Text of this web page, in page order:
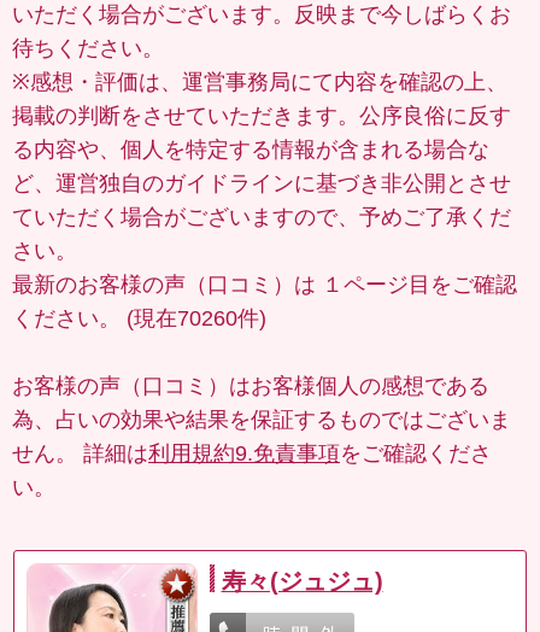
いただく場合がございます。反映まで今しばらくお
待ちください。
※感想・評価は、運営事務局にて内容を確認の上、
掲載の判断をさせていただきます。公序良俗に反す
る内容や、個人を特定する情報が含まれる場合な
ど、運営独自のガイドラインに基づき非公開とさせ
ていただく場合がございますので、予めご了承くだ
さい。
最新のお客様の声（口コミ）は １ページ目 をご確認
ください。 (現在70260件)
お客様の声（口コミ）はお客様個人の感想である
為、占いの効果や結果を保証するものではございま
せん。 詳細は利用規約9.免責事項をご確認くださ
い。
寿々(ジュジュ)